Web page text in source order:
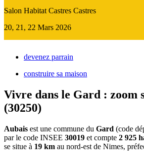
Salon Habitat Castres Castres
20, 21, 22 Mars 2026
devenez parrain
construire sa maison
Vivre dans le Gard : zoom
(30250)
Aubais est une commune du Gard (code
par le code INSEE 30019 et compte 2 925
se situe à 19 km au nord-est de Nimes,